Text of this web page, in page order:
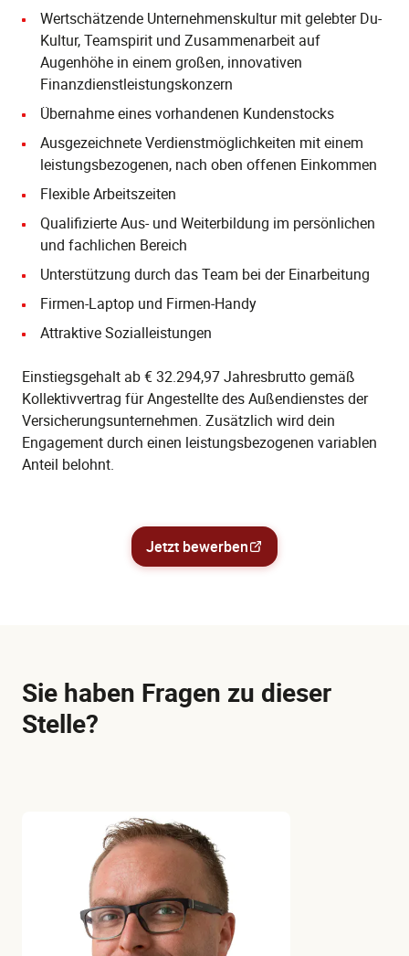
Wertschätzende Unternehmenskultur mit gelebter Du-
Kultur, Teamspirit und Zusammenarbeit auf
Augenhöhe in einem großen, innovativen
Finanzdienstleistungskonzern
Übernahme eines vorhandenen Kundenstocks
Ausgezeichnete Verdienstmöglichkeiten mit einem
leistungsbezogenen, nach oben offenen Einkommen
Flexible Arbeitszeiten
Qualifizierte Aus- und Weiterbildung im persönlichen
und fachlichen Bereich
Unterstützung durch das Team bei der Einarbeitung
Firmen-Laptop und Firmen-Handy
Attraktive Sozialleistungen
Einstiegsgehalt ab € 32.294,97 Jahresbrutto gemäß
Kollektivvertrag für Angestellte des Außendienstes der
Versicherungsunternehmen. Zusätzlich wird dein
Engagement durch einen leistungsbezogenen variablen
Anteil belohnt.
Jetzt bewerben
Sie haben Fragen zu dieser
Stelle?